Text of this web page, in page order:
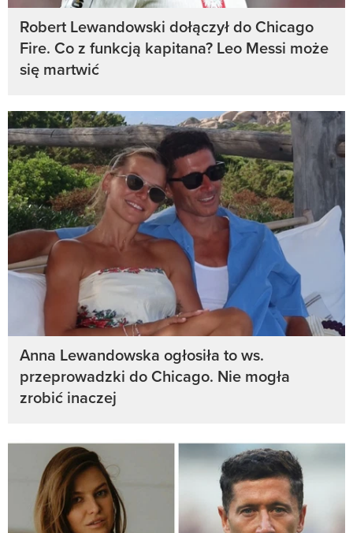
Robert Lewandowski dołączył do Chicago
Fire. Co z funkcją kapitana? Leo Messi może
się martwić
Anna Lewandowska ogłosiła to ws.
przeprowadzki do Chicago. Nie mogła
zrobić inaczej